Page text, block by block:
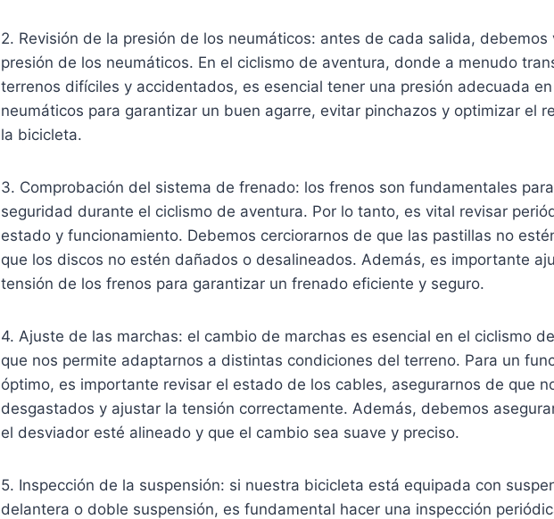
2. Revisión de la presión de los neumáticos: antes de cada salida, debemos
presión de los neumáticos. En el ciclismo de aventura, donde a menudo
terrenos difíciles y accidentados, es esencial tener una presión adecuada
neumáticos para garantizar un buen agarre, evitar pinchazos y optimizar el
la bicicleta.
3. Comprobación del sistema de frenado: los frenos son fundamentales
seguridad durante el ciclismo de aventura. Por lo tanto, es vital revisar
estado y funcionamiento. Debemos cerciorarnos de que las pastillas no
que los discos no estén dañados o desalineados. Además, es importante
tensión de los frenos para garantizar un frenado eficiente y seguro.
4. Ajuste de las marchas: el cambio de marchas es esencial en el ciclismo
que nos permite adaptarnos a distintas condiciones del terreno. Para un
óptimo, es importante revisar el estado de los cables, asegurarnos de que
desgastados y ajustar la tensión correctamente. Además, debemos
el desviador esté alineado y que el cambio sea suave y preciso.
5. Inspección de la suspensión: si nuestra bicicleta está equipada con
delantera o doble suspensión, es fundamental hacer una inspección